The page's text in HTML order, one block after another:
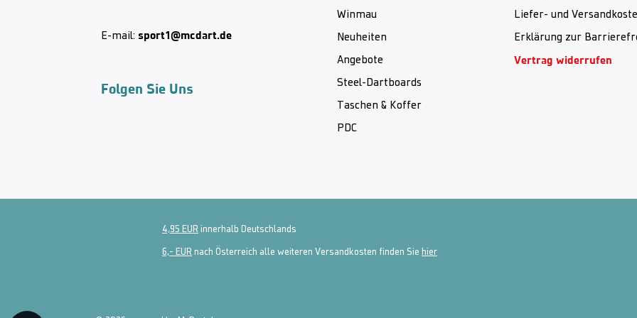
E-mail: sport1@mcdart.de
Folgen Sie Uns
Winmau
Neuheiten
Angebote
Steel-Dartboards
Taschen & Koffer
PDC
Liefer- und
Erklärung zur
Vertrag widerrufen
4,95 EUR innerhalb Deutschlands
6,- EUR nach Österreich alle weiteren Versandkosten finden Sie hier